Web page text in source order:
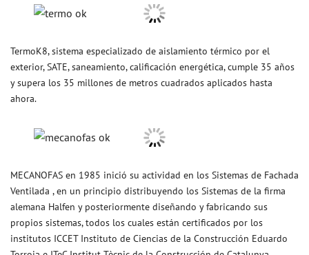
TermoK8, sistema especializado de aislamiento térmico por el
exterior, SATE, saneamiento, calificación energética, cumple 35 años
y supera los 35 millones de metros cuadrados aplicados hasta
ahora.
MECANOFAS en 1985 inició su actividad en los Sistemas de Fachada
Ventilada , en un principio distribuyendo los Sistemas de la firma
alemana Halfen y posteriormente diseñando y fabricando sus
propios sistemas, todos los cuales están certificados por los
institutos ICCET Instituto de Ciencias de la Construcción Eduardo